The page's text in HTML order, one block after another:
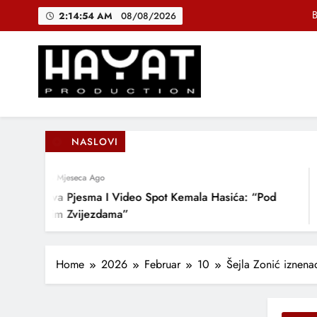
2:14:54 AM 08/08/2026
DJEČIJI
DJEČIJI
Hayat Production
Promocija domaće muzike
NASLOVI
4 Mjeseca Ago
Nova Pjesma I Video Spot Kemala Hasića: “Pod
Ovim Zvijezdama”
Home 2026 Februar 10 Šejla Zonić